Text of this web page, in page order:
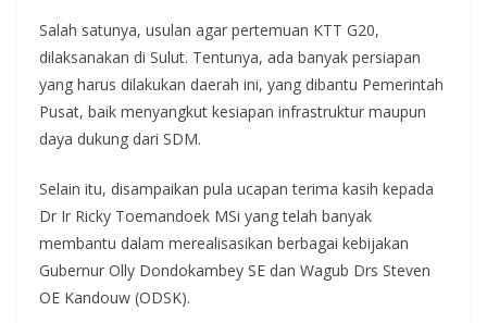
Salah satunya, usulan agar pertemuan KTT G20,
dilaksanakan di Sulut. Tentunya, ada banyak persiapan
yang harus dilakukan daerah ini, yang dibantu Pemerintah
Pusat, baik menyangkut kesiapan infrastruktur maupun
daya dukung dari SDM.
Selain itu, disampaikan pula ucapan terima kasih kepada
Dr Ir Ricky Toemandoek MSi yang telah banyak
membantu dalam merealisasikan berbagai kebijakan
Gubernur Olly Dondokambey SE dan Wagub Drs Steven
OE Kandouw (ODSK).